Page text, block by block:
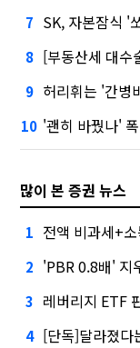
7 SK, 자본잠식 '
8 [부동산세 대
9 허리휘는 '간병
10 '괜히 바꿨나' 폭
많이 본 증권 뉴스
1 전액 비과세+
2 'PBR 0.8배' 지우고
3 레버리지 ETF 판매
4 [단독]달라졌다는